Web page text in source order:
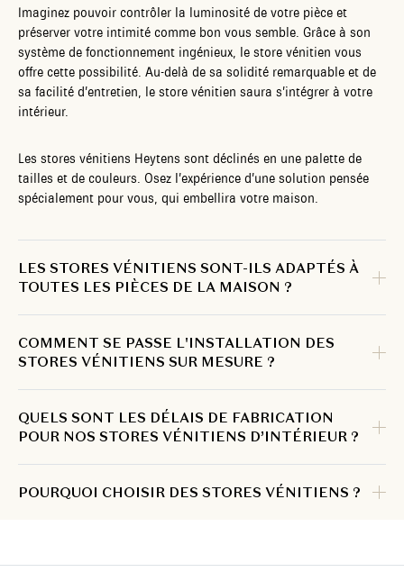
Imaginez pouvoir contrôler la luminosité de votre pièce et
préserver votre intimité comme bon vous semble. Grâce à son
système de fonctionnement ingénieux, le store vénitien vous
offre cette possibilité. Au-delà de sa solidité remarquable et de
sa facilité d’entretien, le store vénitien saura s’intégrer à votre
intérieur.
Les stores vénitiens Heytens sont déclinés en une palette de
tailles et de couleurs. Osez l’expérience d’une solution pensée
spécialement pour vous, qui embellira votre maison.
LES STORES VÉNITIENS SONT-ILS ADAPTÉS À
TOUTES LES PIÈCES DE LA MAISON ?
COMMENT SE PASSE L'INSTALLATION DES
STORES VÉNITIENS SUR MESURE ?
QUELS SONT LES DÉLAIS DE FABRICATION
POUR NOS STORES VÉNITIENS D’INTÉRIEUR ?
POURQUOI CHOISIR DES STORES VÉNITIENS ?